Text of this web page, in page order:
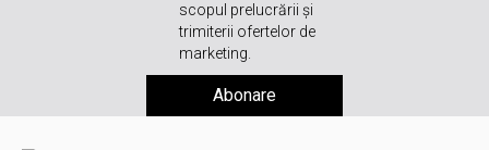
scopul prelucrării și
trimiterii ofertelor de
marketing.
Abonare